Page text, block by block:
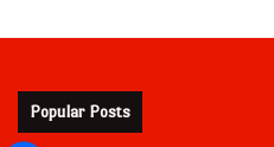
Popular Posts